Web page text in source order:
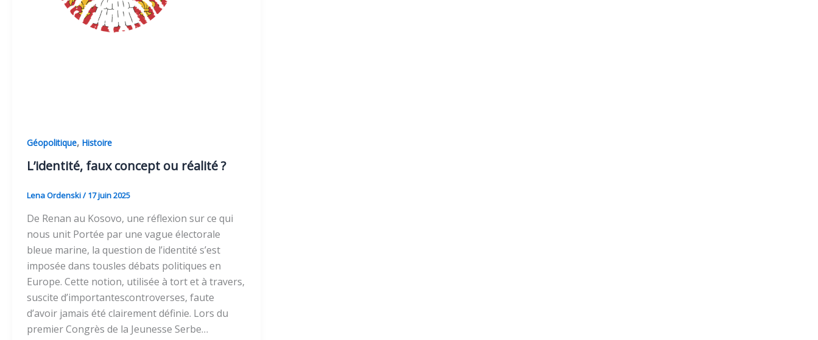
Géopolitique, Histoire
L’identité, faux concept ou réalité ?
Lena Ordenski/17 juin 2025
De Renan au Kosovo, une réflexion sur ce qui
nous unit Portée par une vague électorale
bleue marine, la question de l’identité s’est
imposée dans tousles débats politiques en
Europe. Cette notion, utilisée à tort et à travers,
suscite d’importantescontroverses, faute
d’avoir jamais été clairement définie. Lors du
premier Congrès de la Jeunesse Serbe…